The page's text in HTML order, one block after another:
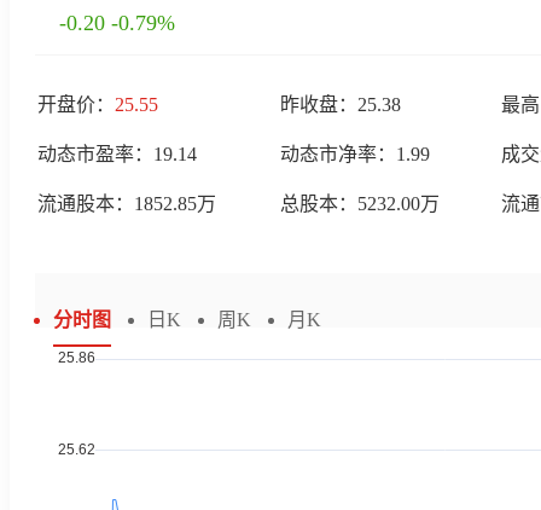
-0.20 -0.79%
开盘价： 25.55 昨收盘： 25.38 最
动态市盈率： 19.14 动态市净率： 1.99 成
流通股本： 1852.85万 总股本： 5232.00万 流
分时图 日K 周K 月K